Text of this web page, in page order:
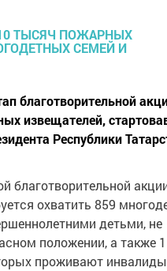
благотворительной
извещателей,
Республики
благотворительной
охватить 859
детьми, не
положении, а также
проживают